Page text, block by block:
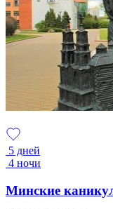
5 дней
4 ночи
Минские